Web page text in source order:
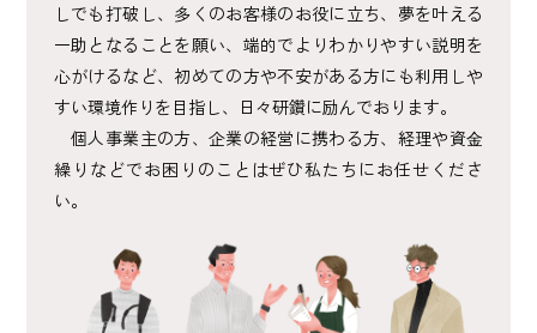
しでも打破し、多くのお客様のお役に立ち、夢を叶える
一助となることを願い、端的でよりわかりやすい説明を
心がけるなど、初めての方や不安がある方にも利用しや
すい環境作りを目指し、日々研鑽に励んでおります。
個人事業主の方、企業の経営に携わる方、経理や資⾦
繰りなどでお困りのことはぜひ私たちにお任せくださ
い。